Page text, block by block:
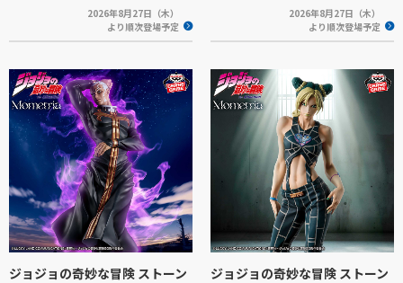
2026年8月27日（木）
より順次登場予定
2026年8月27日（木）
より順次登場予定
ジョジョの奇妙な冒険 ストーン
ジョジョの奇妙な冒険 ストーン